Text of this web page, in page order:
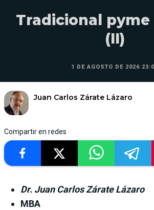
Tradicional
(II)
1 DE AGOSTO DE 2026
Juan Carlos Zárate Lázaro
Compartir en redes
Dr. Juan Carlos Zárate Lázaro
MBA